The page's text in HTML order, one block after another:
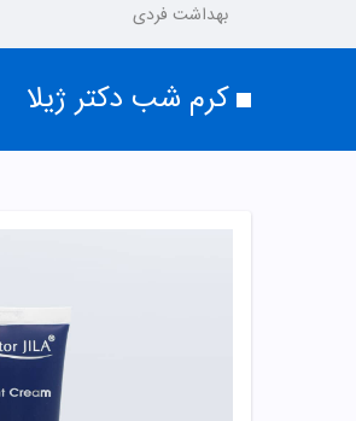
بهداشت فردی
کرم شب دکتر ژیلا